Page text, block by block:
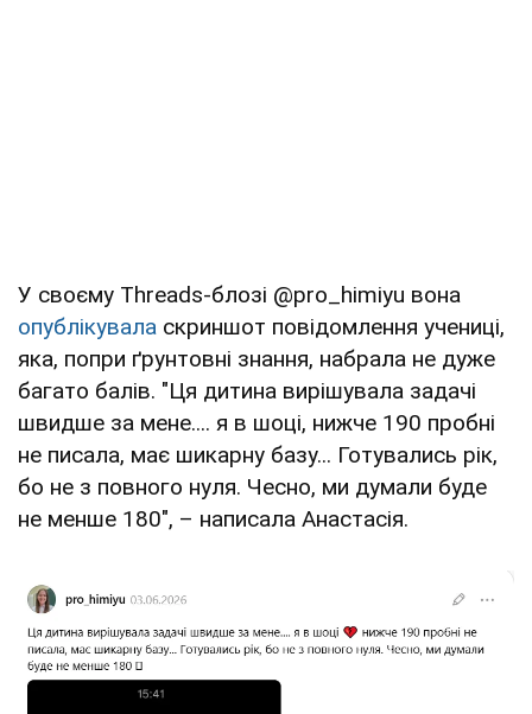
У своєму Threads-блозі @pro_himiyu вона
опублікувала скриншот повідомлення учениці,
яка, попри ґрунтовні знання, набрала не дуже
багато балів. "Ця дитина вирішувала задачі
швидше за мене.... я в шоці, нижче 190 пробні
не писала, має шикарну базу... Готувались рік,
бо не з повного нуля. Чесно, ми думали буде
не менше 180", – написала Анастасія.